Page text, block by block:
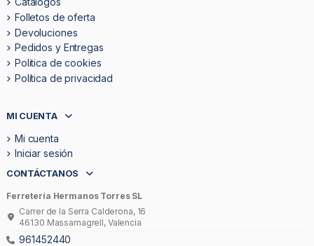
Folletos de oferta
Devoluciones
Pedidos y Entregas
Politica de cookies
Política de privacidad
MI CUENTA
Mi cuenta
Iniciar sesión
CONTÁCTANOS
Ferretería Hermanos Torres SL
Carrer de la Serra Calderona, 16
46130 Massamagrell, Valencia
961452440